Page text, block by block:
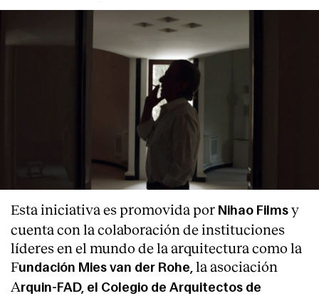
Esta iniciativa es promovida por Nihao Films y
cuenta con la colaboración de instituciones
líderes en el mundo de la arquitectura como la
Fundación Mies van der Rohe, la asociación
Arquin-FAD, el Colegio de Arquitectos de